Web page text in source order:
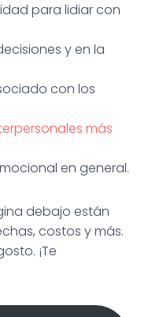
para lidiar con
y en la
con los
más
en general.
debajo están
costos y más.
¡Te